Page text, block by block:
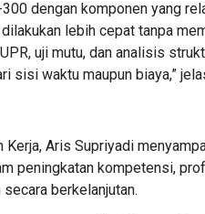
dengan komponen yang
lebih cepat tanpa
uji mutu, dan analisis
sisi waktu maupun biaya,”
Aris Supriyadi
peningkatan kompetensi,
berkelanjutan.